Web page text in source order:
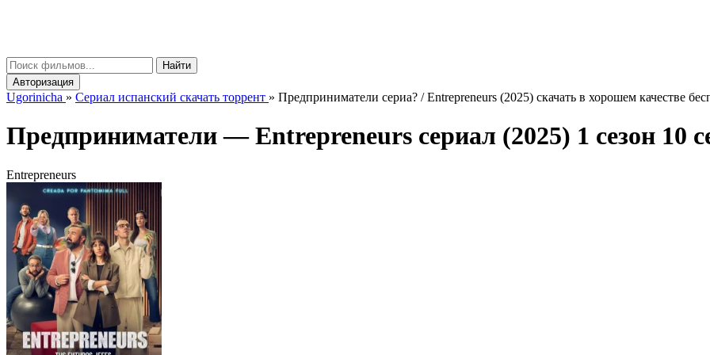
Найти
Авторизация
Ugorinicha » Сериал испанский скачать торрент » Предприниматели сериа? / Entrepreneurs (2025) скачать в хорошем качестве
Предприниматели —Entrepreneurs сериал (2025) 1 сезон 10
Entrepreneurs